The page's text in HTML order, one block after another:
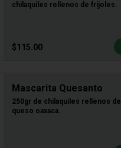
chilaquiles rellenos de frijoles.
$115.00
Mascarita Quesanto
250gr de chilaquiles rellenos de
queso oaxaca.